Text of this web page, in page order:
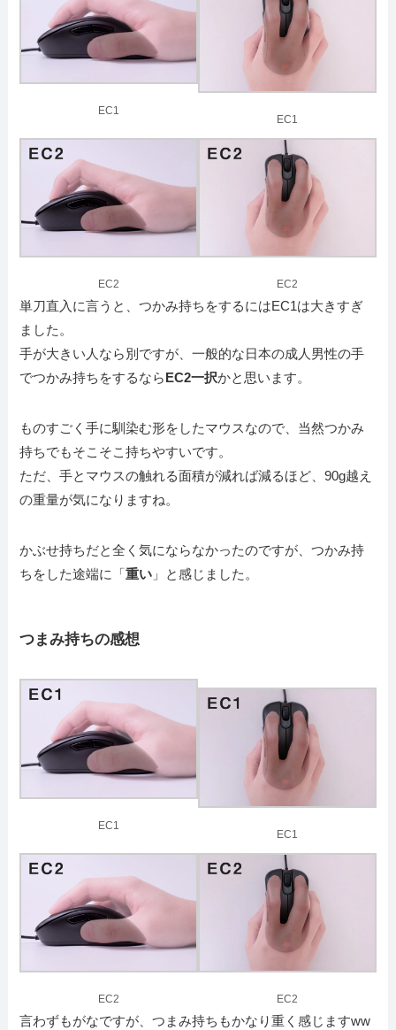
EC1
EC1
EC2 EC2
単刀直入に言うと、つかみ持ちをするにはEC1は大きすぎ
ました。
手が大きい人なら別ですが、一般的な日本の成人男性の手
でつかみ持ちをするならEC2一択かと思います。
ものすごく手に馴染む形をしたマウスなので、当然つかみ
持ちでもそこそこ持ちやすいです。
ただ、手とマウスの触れる面積が減れば減るほど、90g越え
の重量が気になりますね。
かぶせ持ちだと全く気にならなかったのですが、つかみ持
ちをした途端に「重い 」と感じました。
つまみ持ちの感想
EC1
EC1
EC2 EC2
言わずもがなですが、つまみ持ちもかなり重く感じますww